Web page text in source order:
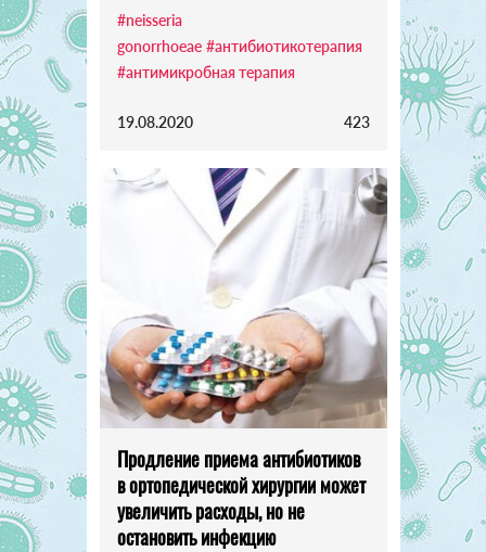
#neisseria
gonorrhoeae #антибиотикотерапия
#антимикробная терапия
19.08.2020 423
Продление приема антибиотиков
в ортопедической хирургии может
увеличить расходы, но не
остановить инфекцию